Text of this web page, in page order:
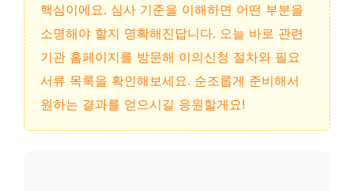
핵심이에요. 심사 기준을 이해하면 어떤 부분을
소명해야 할지 명확해진답니다. 오늘 바로 관련
기관 홈페이지를 방문해 이의신청 절차와 필요
서류 목록을 확인해보세요. 순조롭게 준비해서
원하는 결과를 얻으시길 응원할게요!